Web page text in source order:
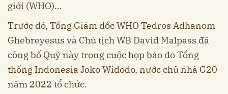
giới (WHO)…
Trước đó, Tổng Giám đốc WHO Tedros Adhanom
Ghebreyesus và Chủ tịch WB David Malpass đã
công bố Quỹ này trong cuộc họp báo do Tổng
thống Indonesia Joko Widodo, nước chủ nhà G20
năm 2022 tổ chức.